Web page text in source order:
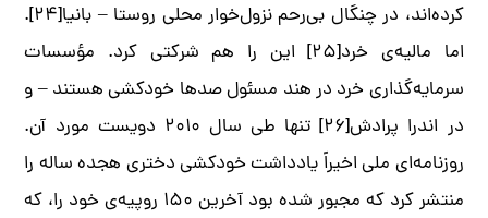
کرده‌اند، در چنگال بی­‌رحم نزول­‌خوار محلی روستا – بانیا[۲۴].
اما مالیه‌ی خرد[۲۵] این­ را هم شرکتی کرد. مؤسسات
سرمایه‌‌گذاری خرد در هند مسئول صدها خودکشی هستند – و
در اندرا پرادش[۲۶] تنها طی سال ۲۰۱۰ دویست مورد آن.
روزنامه­‌‌ای ملی اخیراً یادداشت خودکشی دختری هجده ساله را
منتشر کرد که مجبور شده­ بود آخرین ۱۵۰ روپیه­‌ی خود را، که